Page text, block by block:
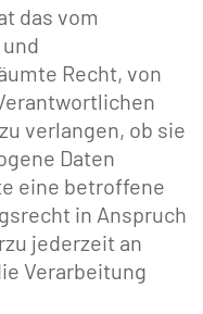
das vom
Recht, von
verlangen, ob sie
Daten
eine betroffene
in Anspruch
jederzeit an
Verarbeitung